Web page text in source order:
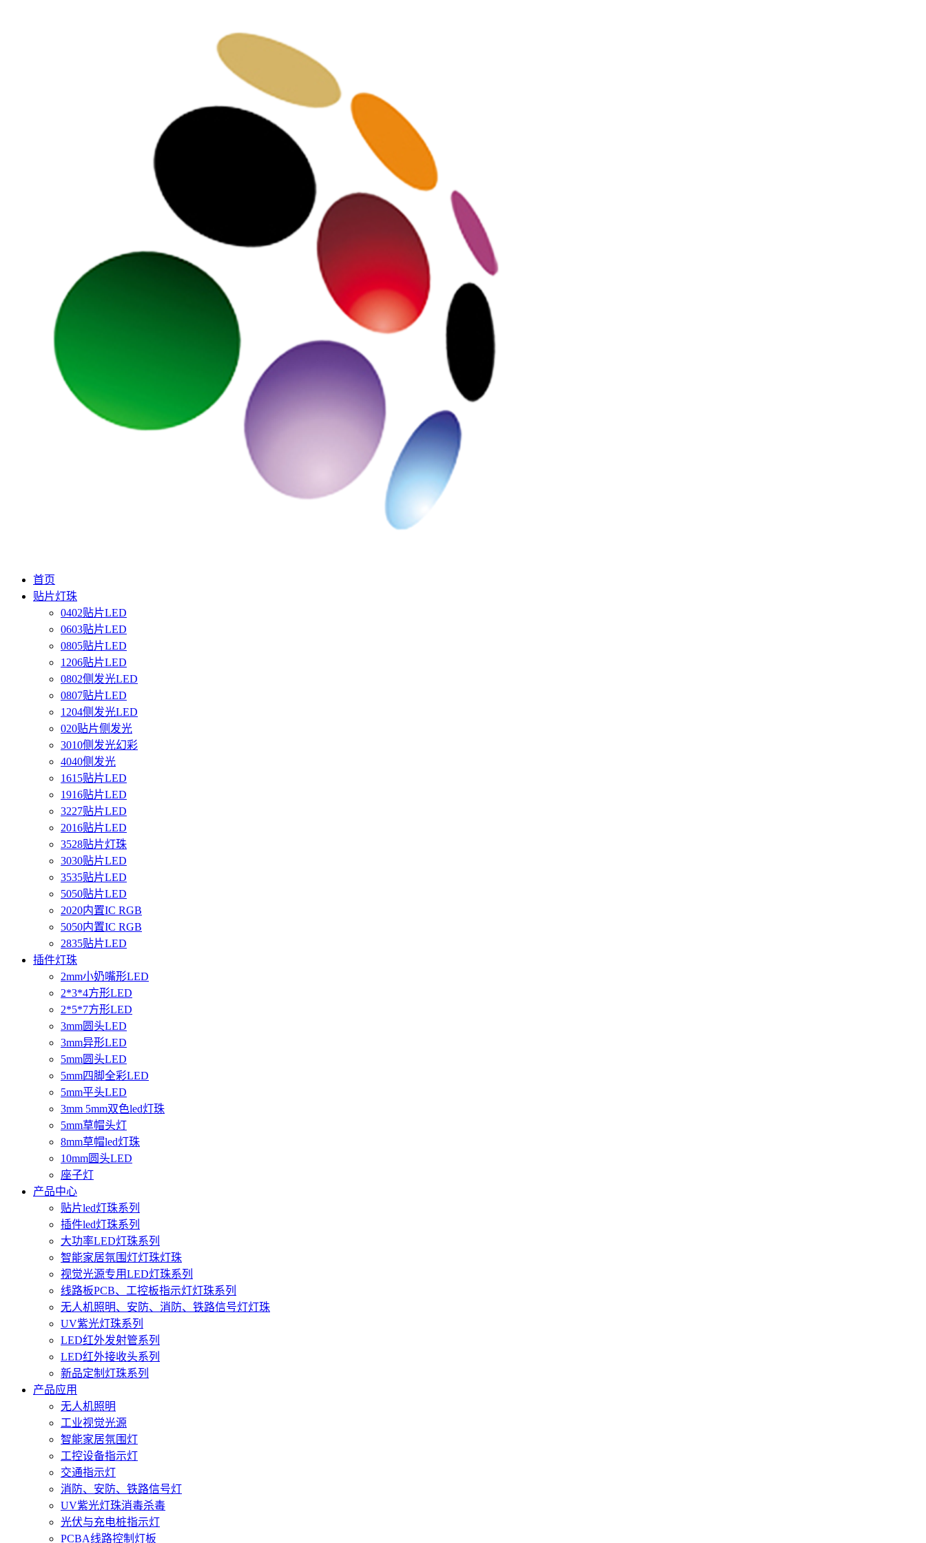
首页
贴片灯珠
0402贴片LED
0603贴片LED
0805贴片LED
1206贴片LED
0802侧发光LED
0807贴片LED
1204侧发光LED
020贴片侧发光
3010侧发光幻彩
4040侧发光
1615贴片LED
1916贴片LED
3227贴片LED
2016贴片LED
3528贴片灯珠
3030贴片LED
3535贴片LED
5050贴片LED
2020内置IC RGB
5050内置IC RGB
2835贴片LED
插件灯珠
2mm小奶嘴形LED
2*3*4方形LED
2*5*7方形LED
3mm圆头LED
3mm异形LED
5mm圆头LED
5mm四脚全彩LED
5mm平头LED
3mm 5mm双色led灯珠
5mm草帽头灯
8mm草帽led灯珠
10mm圆头LED
座子灯
产品中心
贴片led灯珠系列
插件led灯珠系列
大功率LED灯珠系列
智能家居氛围灯灯珠灯珠
视觉光源专用LED灯珠系列
线路板PCB、工控板指示灯灯珠系列
无人机照明、安防、消防、铁路信号灯灯珠
UV紫光灯珠系列
LED红外发射管系列
LED红外接收头系列
新品定制灯珠系列
产品应用
无人机照明
工业视觉光源
智能家居氛围灯
工控设备指示灯
交通指示灯
消防、安防、铁路信号灯
UV紫光灯珠消毒杀毒
光伏与充电桩指示灯
PCBA线路控制灯板